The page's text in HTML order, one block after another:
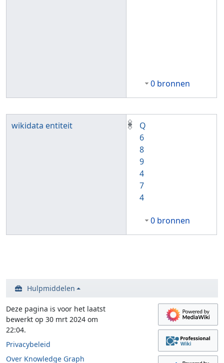
0 bronnen
wikidata entiteit
Q
6
8
9
4
7
4
0 bronnen
Hulpmiddelen
Deze pagina is voor het laatst
bewerkt op 30 mrt 2024 om
22:04.
Privacybeleid
Over Knowledge Graph